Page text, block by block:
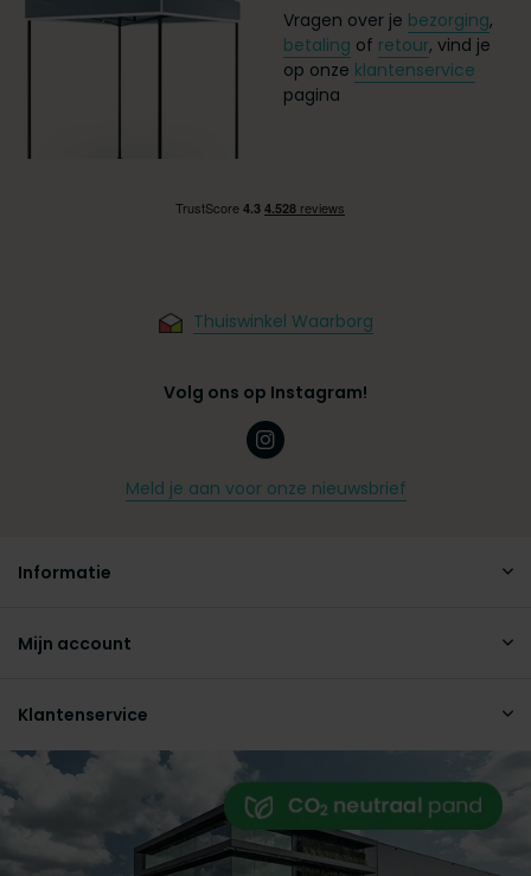
Vragen over je bezorging,
betaling of retour, vind je
op onze klantenservice
pagina
Thuiswinkel Waarborg
Volg ons op Instagram!
Meld je aan voor onze nieuwsbrief
Informatie
Mijn account
Klantenservice